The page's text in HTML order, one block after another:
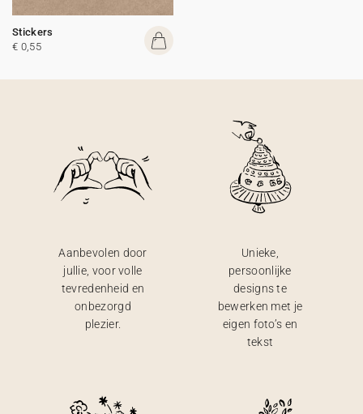
Stickers
€ 0,55
Aanbevolen door
jullie, voor volle
tevredenheid en
onbezorgd
plezier.
Unieke,
persoonlijke
designs te
bewerken met je
eigen foto’s en
tekst